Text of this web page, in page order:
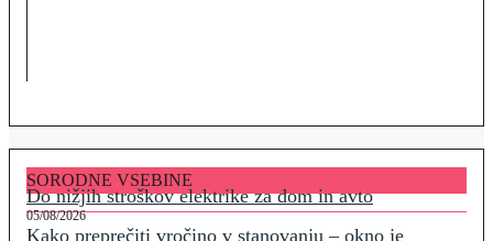
SORODNE VSEBINE
Do nižjih stroškov elektrike za dom in avto
05/08/2026
Kako preprečiti vročino v stanovanju – okno je